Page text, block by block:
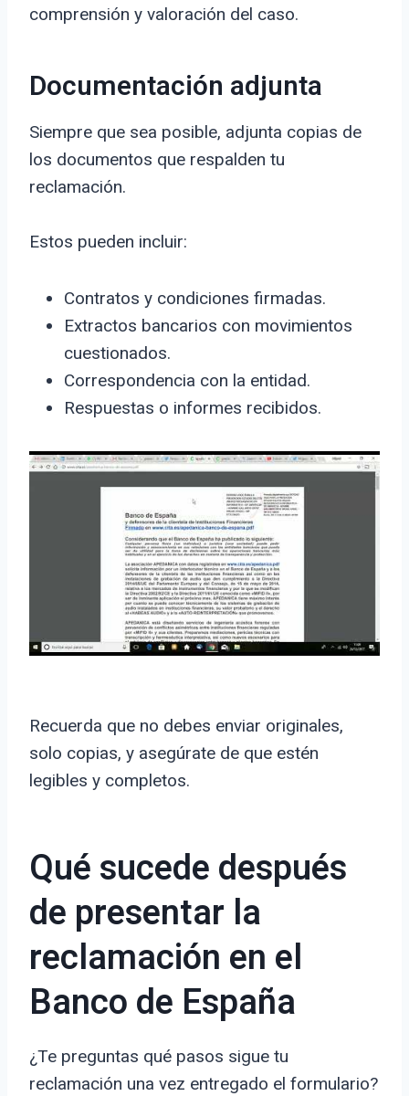
comprensión y valoración del caso.
Documentación adjunta
Siempre que sea posible, adjunta copias de
los documentos que respalden tu
reclamación.
Estos pueden incluir:
Contratos y condiciones firmadas.
Extractos bancarios con movimientos
cuestionados.
Correspondencia con la entidad.
Respuestas o informes recibidos.
Recuerda que no debes enviar originales,
solo copias, y asegúrate de que estén
legibles y completos.
Qué sucede después
de presentar la
reclamación en el
Banco de España
¿Te preguntas qué pasos sigue tu
reclamación una vez entregado el formulario?